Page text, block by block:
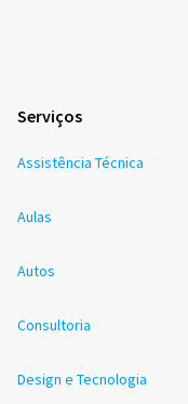
Serviços
Assistência Técnica
Aulas
Autos
Consultoria
Design e Tecnologia